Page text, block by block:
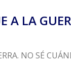
A LA
NO SÉ